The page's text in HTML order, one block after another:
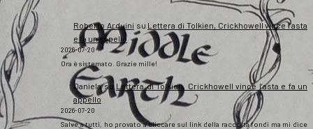
Roberto Arduini su Lettera di Tolkien, Crickhowell vince l’asta
e fa un appello
2026-07-20
Ora è sistemato. Grazie mille!
DanielasuLettera di Tolkien, Crickhowell vince l’asta e fa un
appello
2026-07-20
Salve a tutti, ho provato a cliccare sul link della raccolta fondi ma mi dice